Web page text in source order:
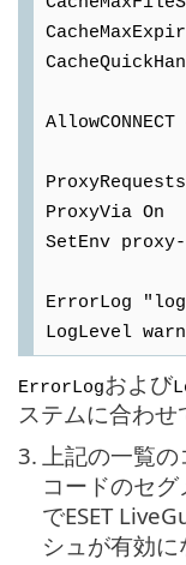
ProxyVia On
SetEnv
ErrorLog
LogLevel warn
ErrorLogおよび
ステムに合わせ
3. 上記の一覧
コードのセ
でESET
シュが有効に